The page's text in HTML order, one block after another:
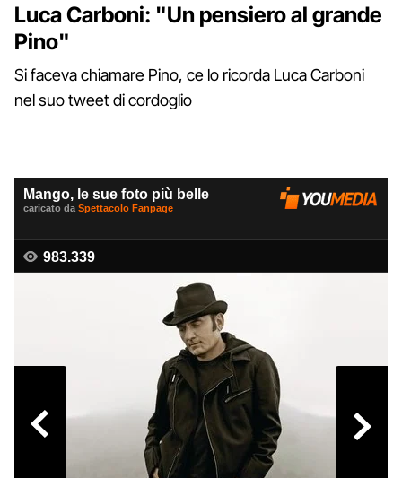
Luca Carboni: "Un pensiero al grande
Pino"
Si faceva chiamare Pino, ce lo ricorda Luca Carboni
nel suo tweet di cordoglio